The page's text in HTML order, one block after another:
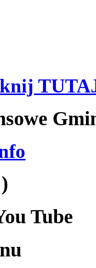
Tube